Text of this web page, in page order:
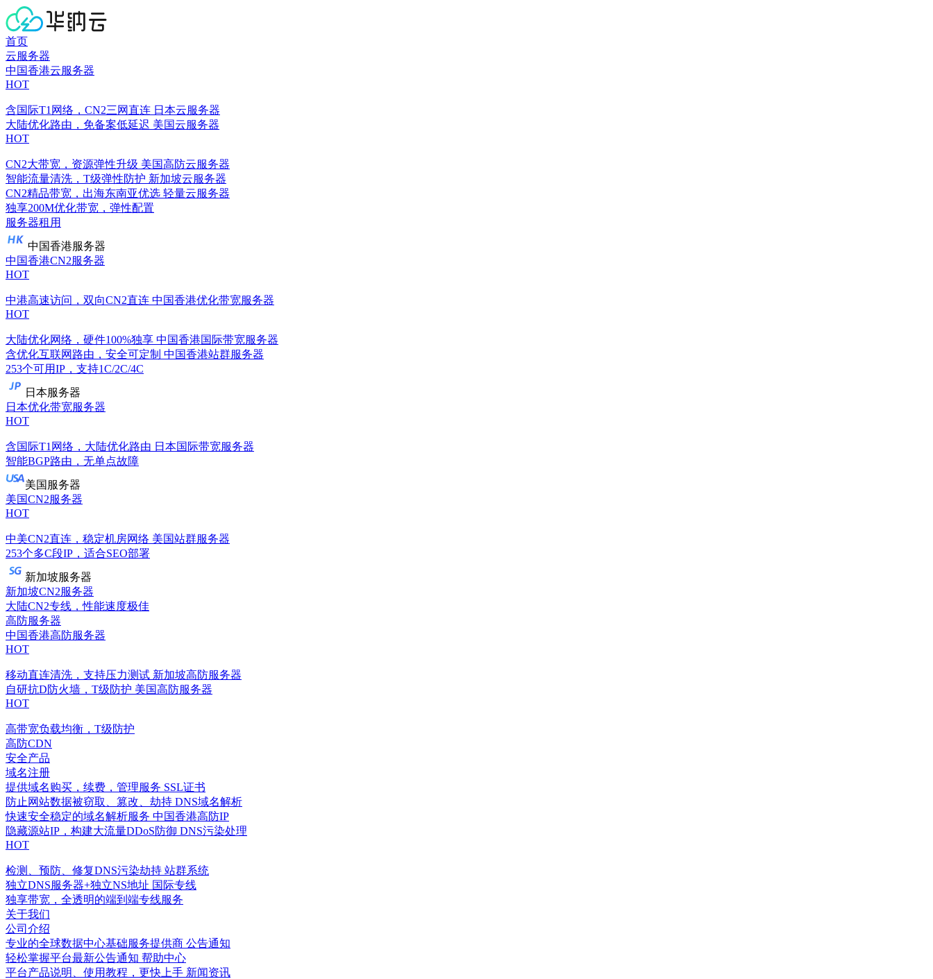
首页
云服务器
中国香港云服务器
HOT
含国际T1网络，CN2三网直连 日本云服务器
大陆优化路由，免备案低延迟 美国云服务器
HOT
CN2大带宽，资源弹性升级 美国高防云服务器
智能流量清洗，T级弹性防护 新加坡云服务器
CN2精品带宽，出海东南亚优选 轻量云服务器
独享200M优化带宽，弹性配置
服务器租用
中国香港服务器
中国香港CN2服务器
HOT
中港高速访问，双向CN2直连 中国香港优化带宽服务器
HOT
大陆优化网络，硬件100%独享 中国香港国际带宽服务器
含优化互联网路由，安全可定制 中国香港站群服务器
253个可用IP，支持1C/2C/4C
日本服务器
日本优化带宽服务器
HOT
含国际T1网络，大陆优化路由 日本国际带宽服务器
智能BGP路由，无单点故障
美国服务器
美国CN2服务器
HOT
中美CN2直连，稳定机房网络 美国站群服务器
253个多C段IP，适合SEO部署
新加坡服务器
新加坡CN2服务器
大陆CN2专线，性能速度极佳
高防服务器
中国香港高防服务器
HOT
移动直连清洗，支持压力测试 新加坡高防服务器
自研抗D防火墙，T级防护 美国高防服务器
HOT
高带宽负载均衡，T级防护
高防CDN
安全产品
域名注册
提供域名购买，续费，管理服务 SSL证书
防止网站数据被窃取、篡改、劫持 DNS域名解析
快速安全稳定的域名解析服务 中国香港高防IP
隐藏源站IP，构建大流量DDoS防御 DNS污染处理
HOT
检测、预防、修复DNS污染劫持 站群系统
独立DNS服务器+独立NS地址 国际专线
独享带宽，全透明的端到端专线服务
关于我们
公司介绍
专业的全球数据中心基础服务提供商 公告通知
轻松掌握平台最新公告通知 帮助中心
平台产品说明、使用教程，更快上手 新闻资讯